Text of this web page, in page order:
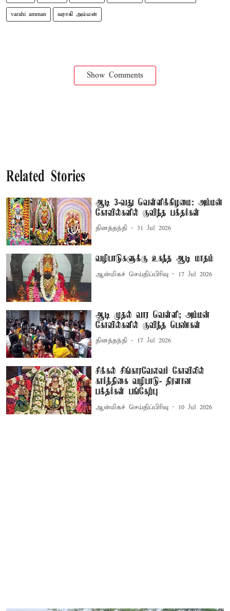
varahi amman வராகி அம்மன்
Show Comments
Related Stories
ஆடி 3-வது வெள்ளிக்கிழமை: அம்மன்
கோவில்களில் குவிந்த பக்தர்கள்
தினத்தந்தி 31 Jul 2026
வழிபாடுகளுக்கு உகந்த ஆடி மாதம்
ஆன்மிகச் செய்திப்பிரிவு 17 Jul 2026
ஆடி முதல் வார வெள்ளி; அம்மன்
கோவில்களில் குவிந்த பெண்கள்
தினத்தந்தி 17 Jul 2026
சிக்கல் சிங்காரவேலவர் கோவிலில்
கார்த்திகை வழிபாடு- திரளான
பக்தர்கள் பங்கேற்பு
ஆன்மிகச் செய்திப்பிரிவு 10 Jul 2026